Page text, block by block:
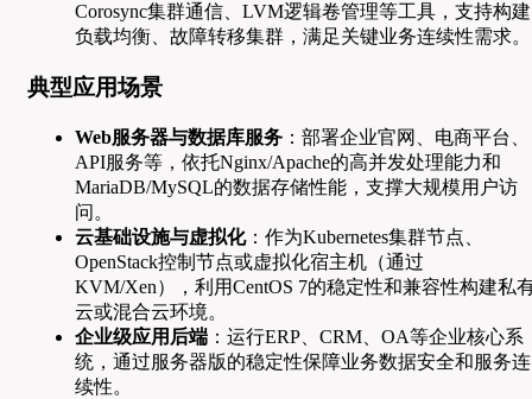
Corosync集群通信、LVM逻辑卷管理等工具，支持构建
负载均衡、故障转移集群，满足关键业务连续性需求。
典型应用场景
Web服务器与数据库服务 ：部署企业官网、电商平台、
API服务等，依托Nginx/Apache的高并发处理能力和
MariaDB/MySQL的数据存储性能，支撑大规模用户访
问。
云基础设施与虚拟化：作为Kubernetes集群节点、
OpenStack控制节点或虚拟化宿主机（通过
KVM/Xen），利用CentOS 7的稳定性和兼容性构建私
云或混合云环境。
企业级应用后端 ：运行ERP、CRM、OA等企业核心系
统，通过服务器版的稳定性保障业务数据安全和服务连
续性。